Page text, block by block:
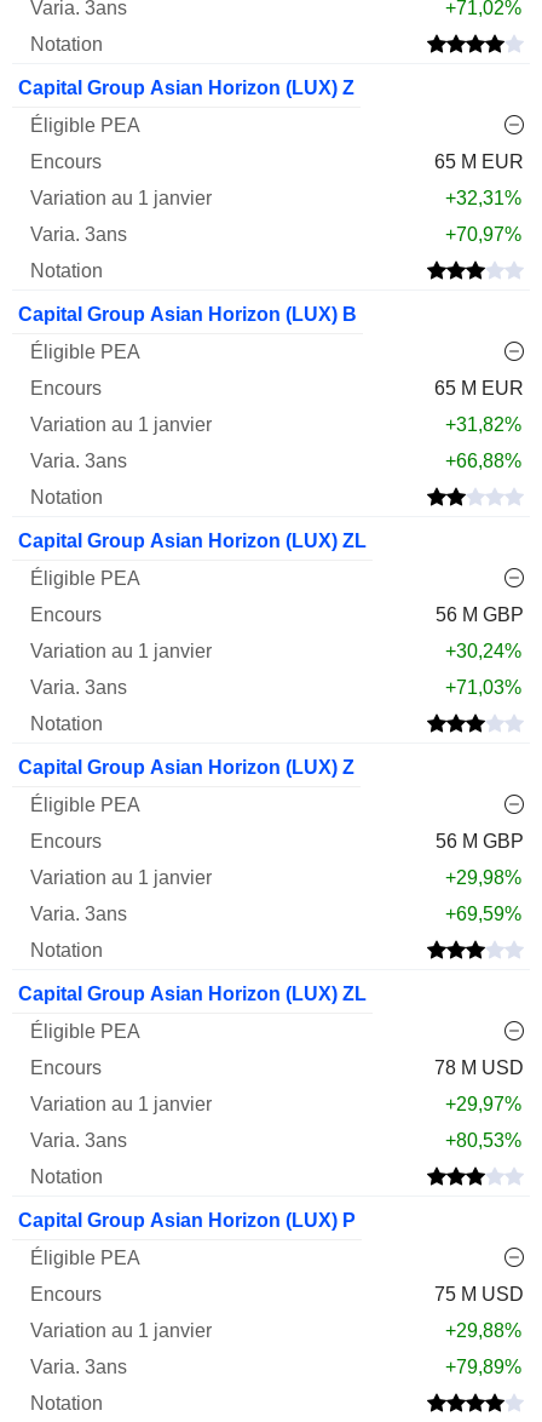
+71,02%
Capital Group Asian Horizon (LUX) Z
65 M EUR
+32,31%
+70,97%
Capital Group Asian Horizon (LUX) B
65 M EUR
+31,82%
+66,88%
Capital Group Asian Horizon (LUX) ZL
56 M GBP
+30,24%
+71,03%
Capital Group Asian Horizon (LUX) Z
56 M GBP
+29,98%
+69,59%
Capital Group Asian Horizon (LUX) ZL
78 M USD
+29,97%
+80,53%
Capital Group Asian Horizon (LUX) P
75 M USD
+29,88%
+79,89%